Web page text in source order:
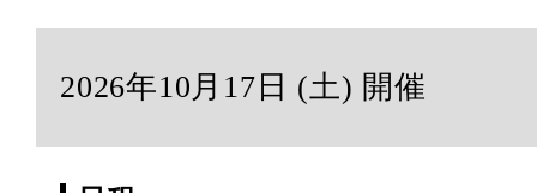
2026年10月17日 (土) 開催